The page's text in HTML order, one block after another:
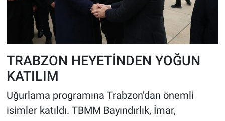
TRABZON HEYETİNDEN YOĞUN
KATILIM
Uğurlama programına Trabzon’dan önemli
isimler katıldı. TBMM Bayındırlık, İmar,